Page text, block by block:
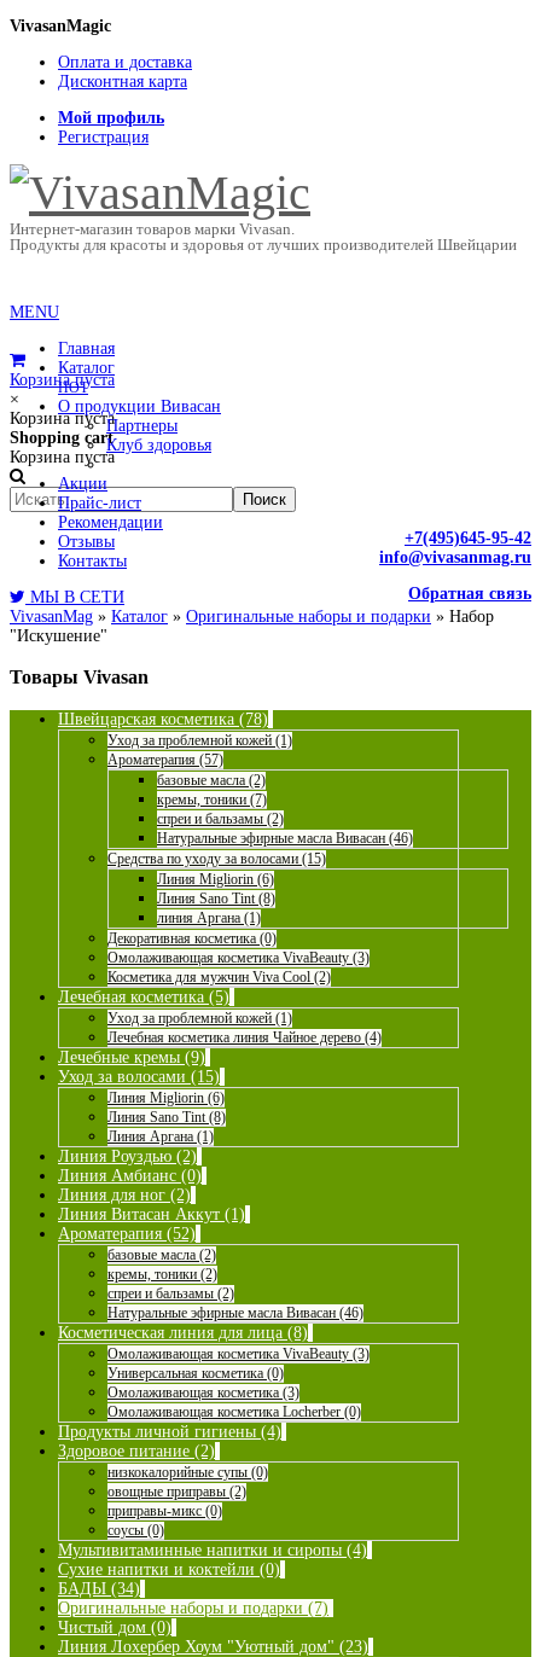
VivasanMagic
Оплата и доставка
Дисконтная карта
Мой профиль
Регистрация
Интернет-магазин товаров марки Vivasan.
Продукты для красоты и здоровья от лучших производителей Швейцарии
Корзина пуста
×
Корзина пуста
Shopping cart
Корзина пуста
+7(495)645-95-42
info@vivasanmag.ru
Обратная связь
MENU
Главная
Каталог
HOT
О продукции Вивасан
Партнеры
Клуб здоровья
Акции
Прайс-лист
Рекомендации
Отзывы
Контакты
МЫ В СЕТИ
VivasanMag » Каталог » Оригинальные наборы и подарки » Набор
"Искушение"
Товары Vivasan
Швейцарская косметика (78)
Уход за проблемной кожей (1)
Ароматерапия (57)
базовые масла (2)
кремы, тоники (7)
спреи и бальзамы (2)
Натуральные эфирные масла Вивасан (46)
Средства по уходу за волосами (15)
Линия Migliorin (6)
Линия Sano Tint (8)
линия Аргана (1)
Декоративная косметика (0)
Омолаживающая косметика VivaBeauty (3)
Косметика для мужчин Viva Cool (2)
Лечебная косметика (5)
Уход за проблемной кожей (1)
Лечебная косметика линия Чайное дерево (4)
Лечебные кремы (9)
Уход за волосами (15)
Линия Migliorin (6)
Линия Sano Tint (8)
Линия Аргана (1)
Линия Роуздью (2)
Линия Амбианс (0)
Линия для ног (2)
Линия Витасан Аккут (1)
Ароматерапия (52)
базовые масла (2)
кремы, тоники (2)
спреи и бальзамы (2)
Натуральные эфирные масла Вивасан (46)
Косметическая линия для лица (8)
Омолаживающая косметика VivaBeauty (3)
Универсальная косметика (0)
Омолаживающая косметика (3)
Омолаживающая косметика Locherber (0)
Продукты личной гигиены (4)
Здоровое питание (2)
низкокалорийные супы (0)
овощные приправы (2)
приправы-микс (0)
соусы (0)
Мультивитаминные напитки и сиропы (4)
Сухие напитки и коктейли (0)
БАДЫ (34)
Оригинальные наборы и подарки (7)
Чистый дом (0)
Линия Лохербер Хоум "Уютный дом" (23)